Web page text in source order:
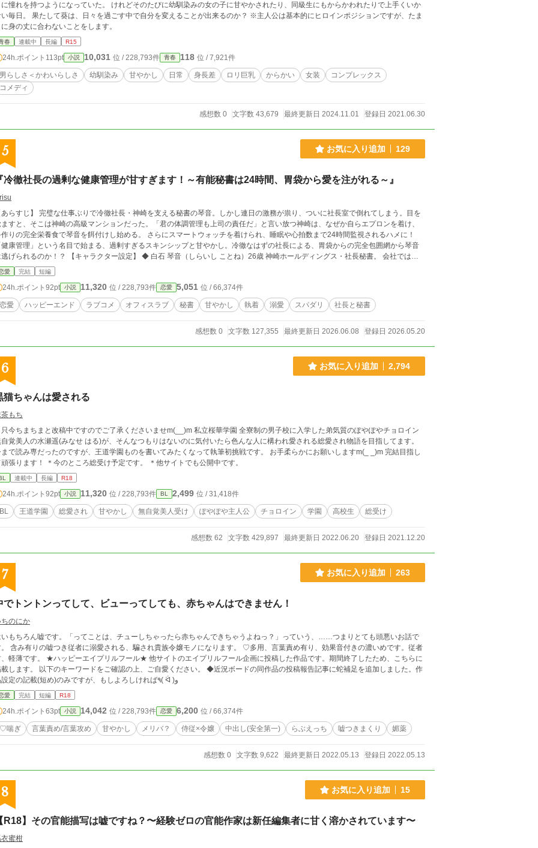
憧れを持つようになっていた。 けれどそのたびに幼馴染みの女の子に甘やかされたり、同級生にもからかわれたりで上手くいか
々を過ごす中で自分を変えることが出来るのか？ ※主人公は基本的にヒロインポジションですが、たま
身の丈に合わないことをします。
春 連載中 長編 R15
24h.ポイント 113pt 小説 10,031 位 / 228,793件 青春 118 位 / 7,921件
男らしさ＜かわいらしさ 幼馴染み 甘やかし 日常 身長差 ロリ巨乳 からかい 女装
コンプレックス
コメディ
感想数 0 文字数 43,679 最終更新日 2024.11.01 登録日 2021.06.30
5 お気に入り追加 129
冷徹社長の過剰な健康管理が甘すぎます！～有能秘書は24時間、胃袋から愛を注がれる～』
らすじ】 完璧な仕事ぶりで冷徹社長・神崎を支える秘書の琴音。しかし連日の激務が祟り、ついに社長室で倒れてしまう。目を
すと、そこは神崎の高級マンションだった。「君の体調管理も上司の責任だ」と言い放つ神崎は、なぜか自らエプロンを着け、
りの完全栄養食で琴音を餌付けし始める。 さらにスマートウォッチを着けられ、睡眠や心拍数まで24時間監視されるハメに！
康管理」という名目で始まる、過剰すぎるスキンシップと甘やかし。冷徹なはずの社長による、胃袋からの完全包囲網から琴音
のか！？ 【キャラクター設定】 ◆ 白石 琴音（しらいし ことね）26歳 神崎ホールディングス・社長秘書。 会社では
の秘書」と呼ばれるほど、隙のない完璧な仕事ぶりを見せるクールビューティー。しかし、実態は仕事に全ステータスを振って
ため、プライベートはポンコツで家事能力ゼロのズボラ女子。主食は栄養ゼリーとサプリメント。 社長の神崎を「顔が良すぎる
のボス」として密かに推しており、熱烈な片思いをしているが、悟られないよう必死に鉄仮面を被っている。 ◆ 神崎 蒼（かんざ
あおい）29歳 神崎ホールディングスの若き敏腕社長。 容姿端麗だが、一切の無駄を嫌う冷徹な仕事人間として社員から恐れられ
る。 しかし、実は琴音に対して入社時から異常な執着心と独占欲を抱いている。彼女を公私ともに「自分の完全な管理下」に置
愛 完結 短編
24h.ポイント 92pt 小説 11,320 位 / 228,793件 恋愛 5,051 位 / 66,374件
恋愛 ハッピーエンド ラブコメ オフィスラブ 秘書 甘やかし 執着 溺愛 スパダリ 社長と秘書
感想数 0 文字数 127,355 最終更新日 2026.06.08 登録日 2026.05.20
6 お気に入り追加 2,794
猫ちゃんは愛される
もち
ちまちまと改稿中ですのでご了承くださいませm(__)m 私立桜華学園 全寮制の男子校に入学した弟気質のぽやぽやチョロイン
覚美人の水瀬遥(みなせ はる)が、そんなつもりはないのに気付いたら色んな人に構われ愛される総愛され物語を目指してます。
で読み専だったのですが、王道学園ものを書いてみたくなって執筆初挑戦です。 お手柔らかにお願いしますm(_ _)m 完結目指し
て頑張ります！ ＊今のところ総受け予定です。 ＊他サイトでも公開中です。
連載中 長編 R18
24h.ポイント 92pt 小説 11,320 位 / 228,793件 BL 2,499 位 / 31,418件
BL 王道学園 総愛され 甘やかし 無自覚美人受け ぽやぽや主人公 チョロイン 学園 高校生 総受け
感想数 62 文字数 429,897 最終更新日 2022.06.20 登録日 2021.12.20
7 お気に入り追加 263
でトントンってして、ビューってしても、赤ちゃんはできません！
のにか
いもちろん嘘です。「ってことは、チューしちゃったら赤ちゃんできちゃうよねっ？」っていう、……つまりとても頭悪いお話で
用、言葉責め有り、効果音付きの濃いめです。従者
ピーエイプリルフール★ 他サイトのエイプリルフール企画に投稿した作品です。期間終了したため、こちらに
ワードをご確認の上、ご自愛ください。 ◆近況ボードの同作品の投稿報告記事に蛇補足を追加しました。作
品設定の記載(短め)のみですが、もしよろしければ٩( ᐛ )و
愛 完結 短編 R18
24h.ポイント 63pt 小説 14,042 位 / 228,793件 恋愛 6,200 位 / 66,374件
♡喘ぎ 言葉責め/言葉攻め 甘やかし メリバ？ 侍従×令嬢 中出し(安全第一) らぶえっち 嘘つきまくり 媚薬
感想数 0 文字数 9,622 最終更新日 2022.05.13 登録日 2022.05.13
8 お気に入り追加 15
R18】その官能描写は嘘ですね？〜経験ゼロの官能作家は新任編集者に甘く溶かされています〜
蜜柑